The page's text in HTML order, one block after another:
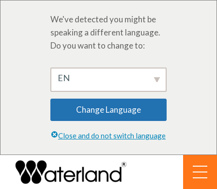
We've detected you might be
speaking a different language.
Do you want to change to:
EN
Change Language
Close and do not switch language
Zum
Inhalt
springen